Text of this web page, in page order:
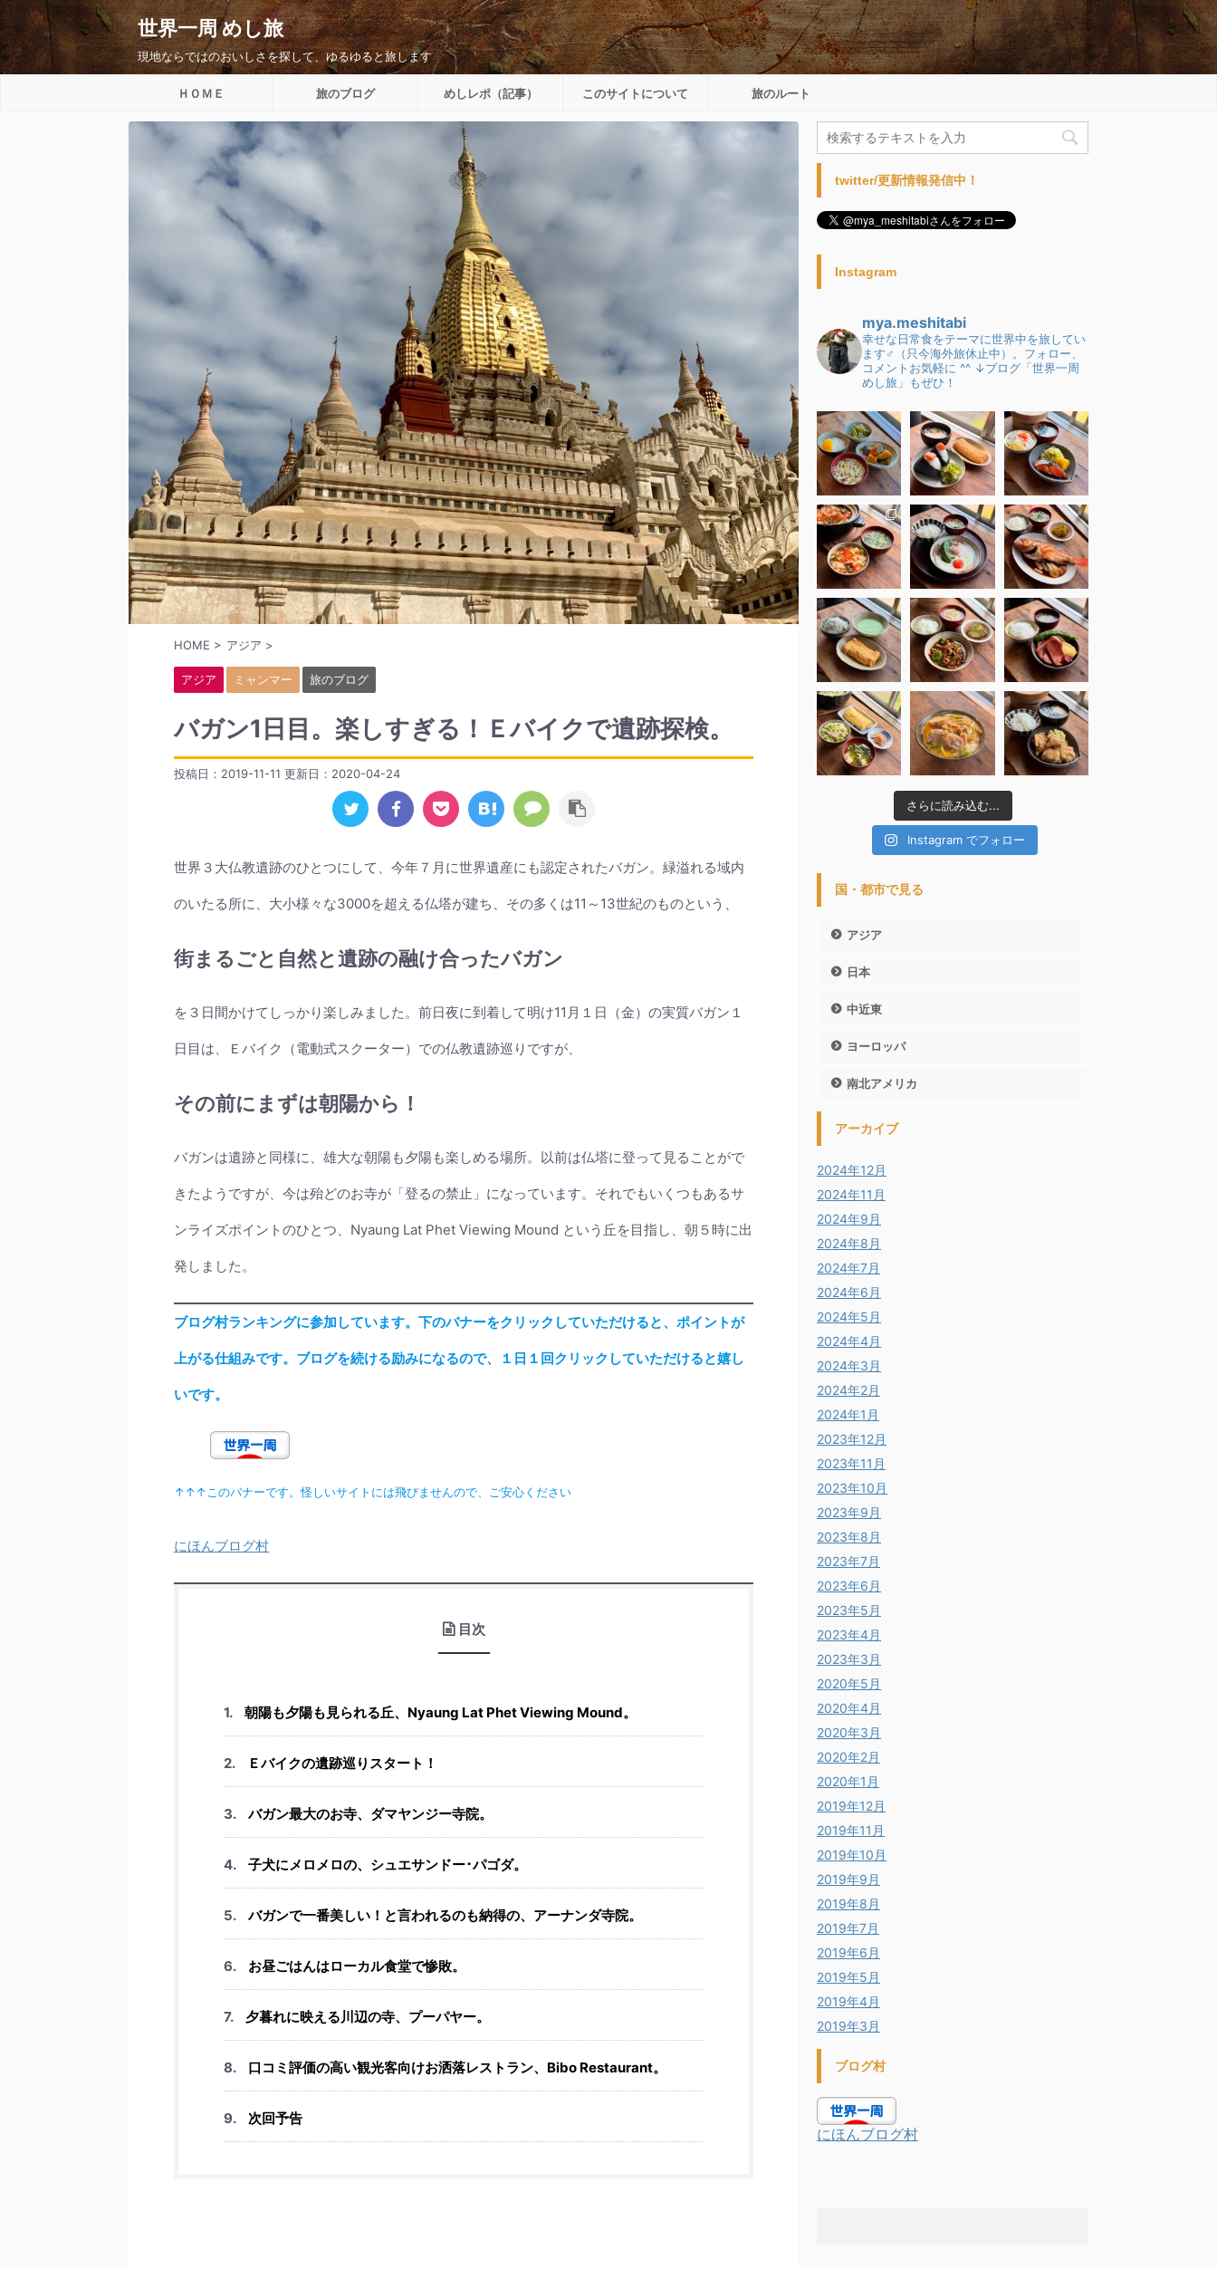
世界一周 めし旅
現地ならではのおいしさを探して、ゆるゆると旅します
ＨＯＭＥ 旅のブログ めしレポ（記事） このサイトについて 旅のルート
HOME > アジア >
アジア ミャンマー 旅のブログ
バガン1日目。楽しすぎる！Ｅバイクで遺跡探検。
投稿日：2019-11-11 更新日： 2020-04-24
世界３大仏教遺跡のひとつにして、今年７月に世界遺産にも認定されたバガン。緑溢れる域内
のいたる所に、大小様々な3000を超える仏塔が建ち、その多くは11～13世紀のものという、
街まるごと自然と遺跡の融け合ったバガン
を３日間かけてしっかり楽しみました。前日夜に到着して明け11月１日（金）の実質バガン１
日目は、Ｅバイク（電動式スクーター）での仏教遺跡巡りですが、
その前にまずは朝陽から！
バガンは遺跡と同様に、雄大な朝陽も夕陽も楽しめる場所。以前は仏塔に登って見ることがで
きたようですが、今は殆どのお寺が「登るの禁止」になっています。それでもいくつもあるサ
ンライズポイントのひとつ、Nyaung Lat Phet Viewing Mound という丘を目指し、朝５時に出
発しました。
ブログ村ランキングに参加しています。下のバナーをクリックしていただけると、ポイントが
上がる仕組みです。ブログを続ける励みになるので、１日１回クリックしていただけると嬉し
いです。
↑↑↑このバナーです。怪しいサイトには飛びませんので、ご安心ください
にほんブログ村
目次
朝陽も夕陽も見られる丘、Nyaung Lat Phet Viewing Mound。
Ｅバイクの遺跡巡りスタート！
バガン最大のお寺、ダマヤンジー寺院。
子犬にメロメロの、シュエサンドー･パゴダ。
バガンで一番美しい！と言われるのも納得の、アーナンダ寺院。
お昼ごはんはローカル食堂で惨敗。
夕暮れに映える川辺の寺、プーパヤー。
口コミ評価の高い観光客向けお洒落レストラン、Bibo Restaurant。
次回予告
twitter/更新情報発信中！
Instagram
mya.meshitabi
幸せな日常食をテーマに世界中を旅してい
ます♂（只今海外旅休止中）。フォロー、
コメントお気軽に ^^ ↓ブログ「世界一周
めし旅」もぜひ！
さらに読み込む...
Instagram でフォロー
国・都市で見る
アジア
日本
中近東
ヨーロッパ
南北アメリカ
アーカイブ
2024年12月
2024年11月
2024年9月
2024年8月
2024年7月
2024年6月
2024年5月
2024年4月
2024年3月
2024年2月
2024年1月
2023年12月
2023年11月
2023年10月
2023年9月
2023年8月
2023年7月
2023年6月
2023年5月
2023年4月
2023年3月
2020年5月
2020年4月
2020年3月
2020年2月
2020年1月
2019年12月
2019年11月
2019年10月
2019年9月
2019年8月
2019年7月
2019年6月
2019年5月
2019年4月
2019年3月
ブログ村
にほんブログ村